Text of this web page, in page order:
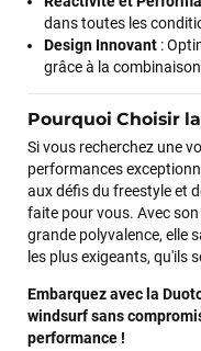
dans toutes les
Design Innovant :
grâce à la
Pourquoi Choisir
Si vous recherchez une
performances
aux défis du freestyle et
faite pour vous. Avec
grande polyvalence, elle
les plus exigeants, qu'ils
Embarquez avec la
windsurf sans
performance !
propre et soigné. Plus
recommande vivement
professionnalisme et
Sébastien BACHELIER
Cela faisait 6 mois que
m'ont trouvé une pépite
Excellent conseil
encore pour cette
Maronui RICHMOND
J'ai acheté une voile
L'envoi a été rapide. La